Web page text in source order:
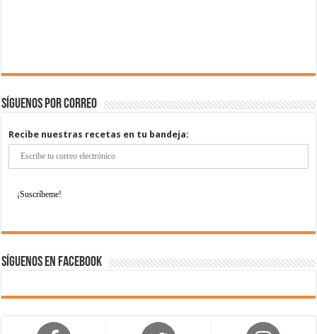
Síguenos por correo
Recibe nuestras recetas en tu bandeja:
Síguenos en Facebook